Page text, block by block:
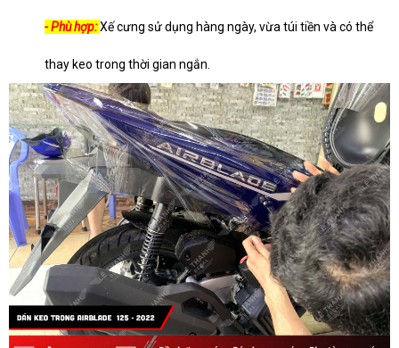
- Phù hợp:Xế cưng sử dụng hàng ngày, vừa túi tiền và có thể
thay keo trong thời gian ngắn.